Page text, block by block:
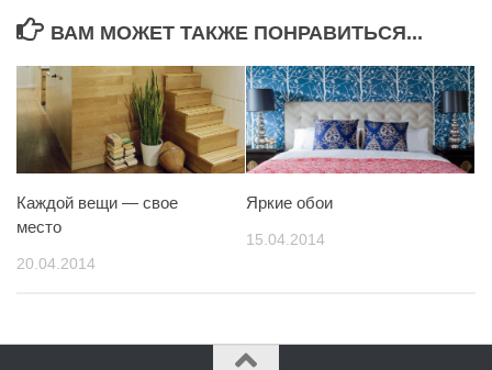
ВАМ МОЖЕТ ТАКЖЕ ПОНРАВИТЬСЯ...
Каждой вещи — свое
место
20.04.2014
Яркие обои
15.04.2014